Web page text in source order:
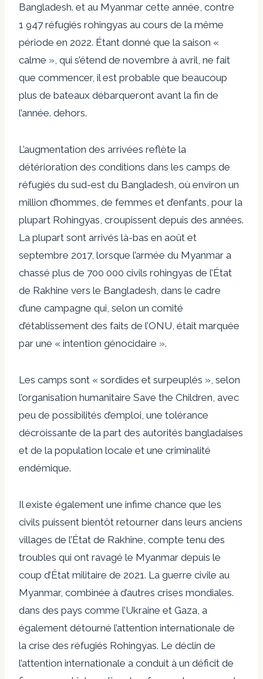
Bangladesh. et au Myanmar cette année, contre
1 947 réfugiés rohingyas au cours de la même
période en 2022. Étant donné que la saison «
calme », qui s’étend de novembre à avril, ne fait
que commencer, il est probable que beaucoup
plus de bateaux débarqueront avant la fin de
l’année. dehors.
L’augmentation des arrivées reflète la
détérioration des conditions dans les camps de
réfugiés du sud-est du Bangladesh, où environ un
million d’hommes, de femmes et d’enfants, pour la
plupart Rohingyas, croupissent depuis des années.
La plupart sont arrivés là-bas en août et
septembre 2017, lorsque l’armée du Myanmar a
chassé plus de 700 000 civils rohingyas de l’État
de Rakhine vers le Bangladesh, dans le cadre
d’une campagne qui, selon un comité
d’établissement des faits de l’ONU, était marquée
par une « intention génocidaire ».
Les camps sont « sordides et surpeuplés », selon
l’organisation humanitaire Save the Children, avec
peu de possibilités d’emploi, une tolérance
décroissante de la part des autorités bangladaises
et de la population locale et une criminalité
endémique.
Il existe également une infime chance que les
civils puissent bientôt retourner dans leurs anciens
villages de l’État de Rakhine, compte tenu des
troubles qui ont ravagé le Myanmar depuis le
coup d’État militaire de 2021. La guerre civile au
Myanmar, combinée à d’autres crises mondiales.
dans des pays comme l’Ukraine et Gaza, a
également détourné l’attention internationale de
la crise des réfugiés Rohingyas. Le déclin de
l’attention internationale a conduit à un déficit de